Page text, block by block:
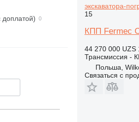
экскаватора-
15
КПП Fermec
44 270 000 UZS
Трансмиссия -
Польша,
Связаться с